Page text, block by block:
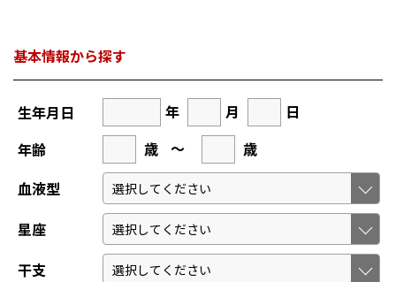
基本情報から探す
生年月日 年 月
日
年齢
歳 ～
歳
血液型
星座
干支